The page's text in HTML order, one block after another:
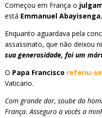
Começou em França o
está Emmanuel Abayisenga
Enquanto aguardava pela
assassinato, que não deixou
sua generosidade, foi um
O Papa Francisco referiu-
Vaticano.
Com grande dor, soube do
França. Asseguro a vocês a